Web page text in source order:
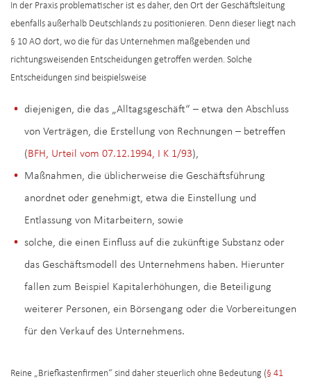
In der Praxis problematischer ist es daher, den Ort der Geschäftsleitung
ebenfalls außerhalb Deutschlands zu positionieren. Denn dieser liegt nach
§ 10 AO dort, wo die für das Unternehmen maßgebenden und
richtungsweisenden Entscheidungen getroffen werden. Solche
Entscheidungen sind beispielsweise
diejenigen, die das „Alltagsgeschäft“ – etwa den Abschluss
von Verträgen, die Erstellung von Rechnungen – betreffen
(BFH, Urteil vom 07.12.1994, I K 1/93),
Maßnahmen, die üblicherweise die Geschäftsführung
anordnet oder genehmigt, etwa die Einstellung und
Entlassung von Mitarbeitern, sowie
solche, die einen Einfluss auf die zukünftige Substanz oder
das Geschäftsmodell des Unternehmens haben. Hierunter
fallen zum Beispiel Kapitalerhöhungen, die Beteiligung
weiterer Personen, ein Börsengang oder die Vorbereitungen
für den Verkauf des Unternehmens.
Reine „Briefkastenfirmen“ sind daher steuerlich ohne Bedeutung (§ 41